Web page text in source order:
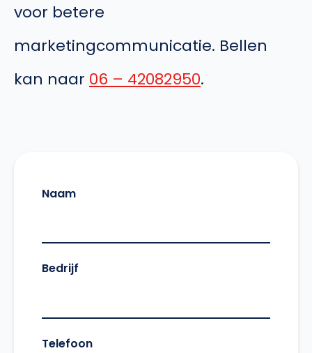
voor betere
marketingcommunicatie. Bellen
kan naar 06 – 42082950.
Naam
Bedrijf
Telefoon